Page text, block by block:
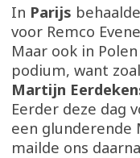
In Parijs
voor Remco
Maar ook in
podium, want
Martijn
Eerder deze dag
een
mailde ons